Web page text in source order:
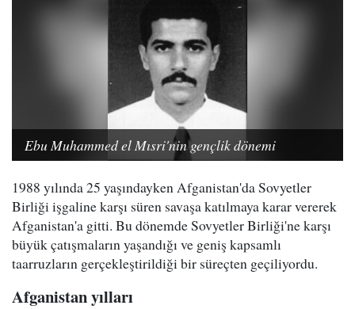
Ebu Muhammed el Mısri'nin gençlik dönemi
1988 yılında 25 yaşındayken Afganistan'da Sovyetler
Birliği işgaline karşı süren savaşa katılmaya karar vererek
Afganistan'a gitti. Bu dönemde Sovyetler Birliği'ne karşı
büyük çatışmaların yaşandığı ve geniş kapsamlı
taarruzların gerçekleştirildiği bir süreçten geçiliyordu.
Afganistan yılları